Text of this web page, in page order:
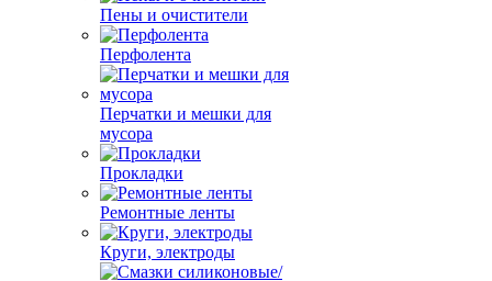
Пены и очистители
Перфолента
Перчатки и мешки для
мусора
Прокладки
Ремонтные ленты
Круги, электроды